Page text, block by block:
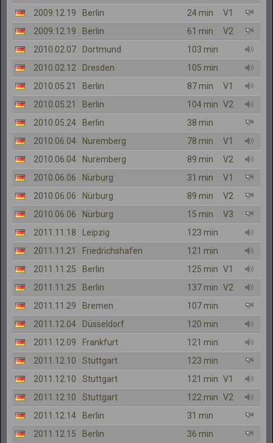
2009.12.19
Berlin 24 min
V1
2009.12.19
Berlin 61 min
V2
2010.02.07
Dortmund
103 min
2010.02.12
Dresden
105 min
2010.05.21
Berlin 87 min
V1
2010.05.21
Berlin 104 min V2
2010.05.24
Berlin
38 min
2010.06.04
Nuremberg 78 min
V1
2010.06.04
Nuremberg 89 min
V2
2010.06.06
Nürburg 31 min
V1
2010.06.06
Nürburg 89 min
V2
2010.06.06
Nürburg 15 min
V3
2011.11.18
Leipzig
123 min
2011.11.21
Friedrichshafen
121 min
2011.11.25
Berlin 125 min V1
2011.11.25
Berlin 137 min V2
2011.11.29
Bremen
107 min
2011.12.04
Düsseldorf
120 min
2011.12.09
Frankfurt
121 min
2011.12.10
Stuttgart
123 min
2011.12.10
Stuttgart 121 min V1
2011.12.10
Stuttgart 122 min V2
2011.12.14
Berlin
31 min
2011.12.15
Berlin
36 min